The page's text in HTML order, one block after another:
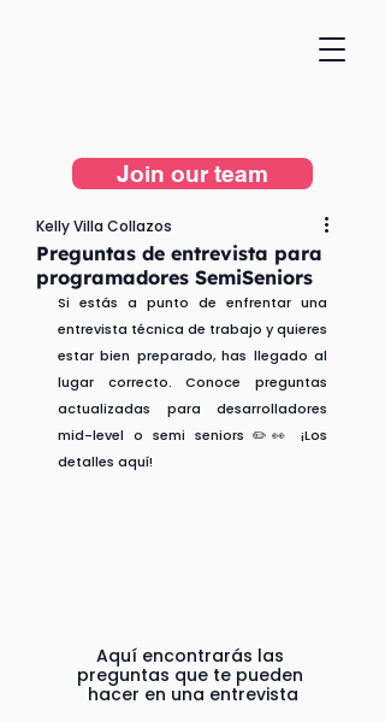
Join our team
Preguntas de entrevista para
programadores SemiSeniors
Kelly Villa Collazos
Si estás a punto de enfrentar una
entrevista técnica de trabajo y quieres
estar bien preparado, has llegado al
lugar correcto. Conoce preguntas
actualizadas para desarrolladores
mid-level o semi seniors ✏️👀 ¡Los
detalles aquí!
Aquí encontrarás las
preguntas que te pueden
hacer en una entrevista